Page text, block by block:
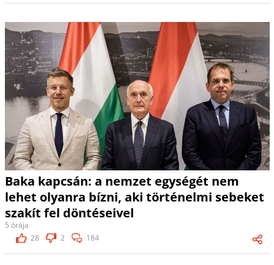
Baka kapcsán: a nemzet egységét nem
lehet olyanra bízni, aki történelmi sebeket
szakít fel döntéseivel
5 órája
28
2 184